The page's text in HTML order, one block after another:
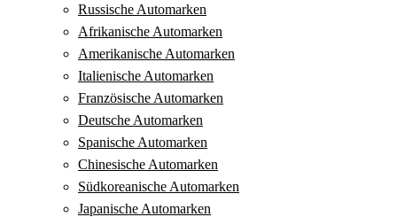
Russische Automarken
Afrikanische Automarken
Amerikanische Automarken
Italienische Automarken
Französische Automarken
Deutsche Automarken
Spanische Automarken
Chinesische Automarken
Südkoreanische Automarken
Japanische Automarken